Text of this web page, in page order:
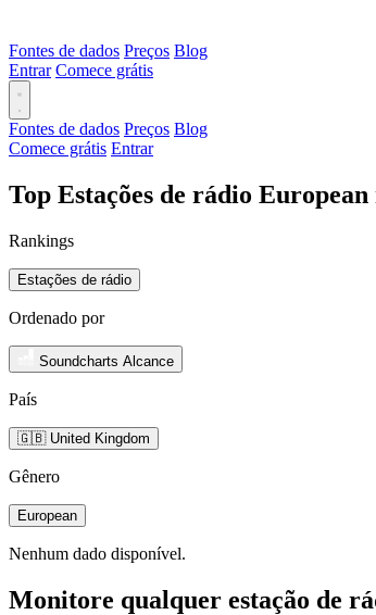
Fontes de dados Preços Blog
Entrar Comece grátis
Fontes de dados Preços Blog
Comece grátis Entrar
Top Estações de rádio
Rankings
Estações de rádio
Ordenado por
Soundcharts Alcance
País
🇬🇧 United Kingdom
Gênero
European
Nenhum dado disponível.
Monitore qualquer estação de